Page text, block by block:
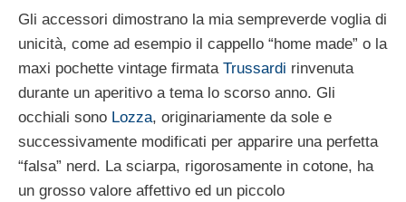
Gli accessori dimostrano la mia sempreverde voglia di
unicità, come ad esempio il cappello “home made” o la
maxi pochette vintage firmata Trussardi rinvenuta
durante un aperitivo a tema lo scorso anno. Gli
occhiali sono Lozza, originariamente da sole e
successivamente modificati per apparire una perfetta
“falsa” nerd. La sciarpa, rigorosamente in cotone, ha
un grosso valore affettivo ed un piccolo